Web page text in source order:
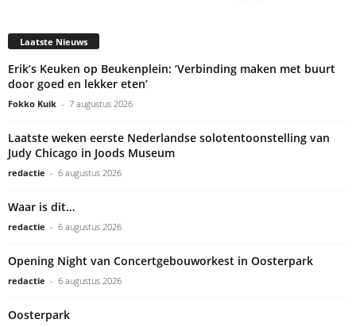
Laatste Nieuws
Erik’s Keuken op Beukenplein: ‘Verbinding maken met buurt
door goed en lekker eten’
Fokko Kuik - 7 augustus 2026
Laatste weken eerste Nederlandse solotentoonstelling van
Judy Chicago in Joods Museum
redactie - 6 augustus 2026
Waar is dit…
redactie - 6 augustus 2026
Opening Night van Concertgebouworkest in Oosterpark
redactie - 6 augustus 2026
Oosterpark